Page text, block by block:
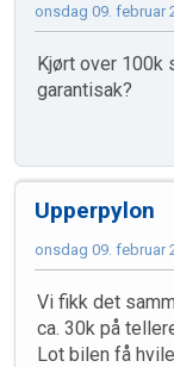
onsdag 09. februar
Kjørt over 100k
garantisak?
Upperpylon
onsdag 09. februar
Vi fikk det
ca. 30k på
Lot bilen få